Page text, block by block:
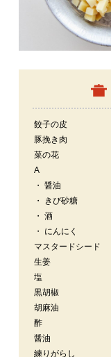
餃子の皮
豚挽き肉
菜の花
A
・ 醤油
・ きび砂糖
・ 酒
・ にんにく
マスタードシード
生姜
塩
黒胡椒
胡麻油
酢
醤油
練りがらし